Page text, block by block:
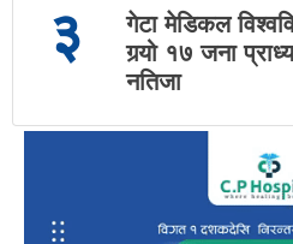
३
गेटा मेडिकल
गर्‍यो १७ जना
नतिजा